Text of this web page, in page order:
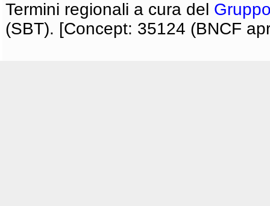
Termini regionali a cura del
(SBT). [Concept: 35124 (BNCF